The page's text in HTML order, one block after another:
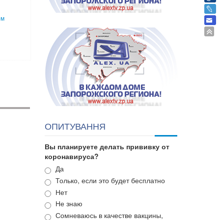
ОПИТУВАННЯ
Вы планируете делать прививку от
коронавируса?
Варианты
Да
Только, если это будет бесплатно
Нет
Не знаю
Сомневаюсь в качестве вакцины,